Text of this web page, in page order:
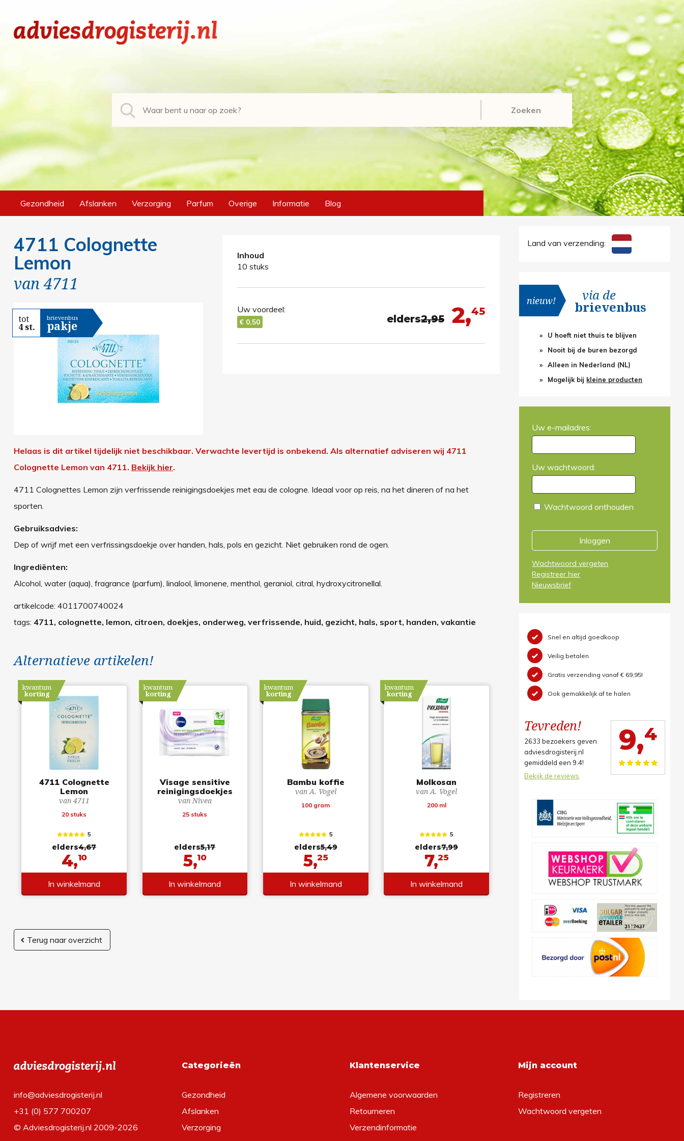
Zoeken
Gezondheid Afslanken Verzorging Parfum Overige Informatie Blog
4711 Colognette
Lemon
van4711
tot
4 st.
brievenbus
pakje
Inhoud
10 stuks
2,45
elders2,95
Uw voordeel:
€ 0,50
Helaas is dit artikel tijdelijk niet beschikbaar. Verwachte levertijd is onbekend. Als alternatief adviseren wij 4711
Colognette Lemon van 4711. Bekijk hier.
4711 Colognettes Lemon zijn verfrissende reinigingsdoekjes met eau de cologne. Ideaal voor op reis, na het dineren of na het
sporten.
Gebruiksadvies:
Dep of wrijf met een verfrissingsdoekje over handen, hals, pols en gezicht. Niet gebruiken rond de ogen.
Ingrediënten:
Alcohol, water (aqua), fragrance (parfum), linalool, limonene, menthol, geraniol, citral, hydroxycitronellal.
artikelcode: 4011700740024
tags: 4711, colognette, lemon, citroen, doekjes, onderweg, verfrissende, huid, gezicht, hals, sport, handen, vakantie
Alternatieve artikelen!
4711 Colognette
Lemon
van 4711
20 stuks
kwantum
korting
5
elders4,67
4,10
In winkelmand
Visage sensitive
reinigingsdoekjes
van Nivea
25 stuks
kwantum
korting
elders5,17
5,10
In winkelmand
Bambu koffie
van A. Vogel
100 gram
kwantum
korting
5
elders5,49
5,25
In winkelmand
Molkosan
van A. Vogel
200 ml
kwantum
korting
5
elders7,99
7,25
In winkelmand
Terug naar overzicht
Land van verzending:
nieuw! via de
brievenbus
U hoeft niet thuis te blijven
Nooit bij de buren bezorgd
Alleen in Nederland (NL)
Mogelijk bij kleine producten
Uw e-mailadres:
Uw wachtwoord:
Wachtwoord onthouden
Inloggen
Wachtwoord vergeten
Registreer hier
Nieuwsbrief
Snel en altijd goedkoop
Veilig betalen
Gratis verzending vanaf € 69,95!
Ook gemakkelijk af te halen
Tevreden!
2633 bezoekers geven
adviesdrogisterij.nl
gemiddeld een 9.4!
Bekijk de reviews
9,4
info@adviesdrogisterij.nl
+31 (0) 577 700207
© Adviesdrogisterij.nl 2009-2026
Categorieën
Gezondheid
Afslanken
Verzorging
Klantenservice
Algemene voorwaarden
Retourneren
Verzendinformatie
Mijn account
Registreren
Wachtwoord vergeten